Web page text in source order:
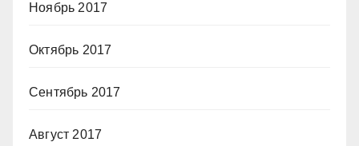
Ноябрь 2017
Октябрь 2017
Сентябрь 2017
Август 2017